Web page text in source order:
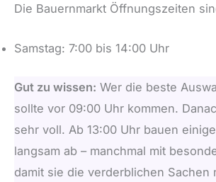
Die Bauernmarkt Öffnungszeiten
Samstag: 7:00 bis 14:00 Uhr
Gut zu wissen: Wer die beste
sollte vor 09:00 Uhr kommen.
sehr voll. Ab 13:00 Uhr bauen
langsam ab – manchmal mit
damit sie die verderblichen Sachen